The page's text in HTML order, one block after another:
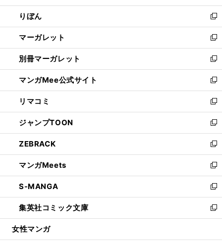
開
く
ウ
で
開
く
ン
ド
ウ
で
開
く
ウ
ィ
ン
ド
ウ
で
開
く
りぼん
新
し
い
ウ
ィ
ン
ド
ウ
で
開
く
マーガレット
新
し
い
ウ
ィ
ン
ド
ウ
で
開
く
別冊マーガレット
新
し
い
ウ
ィ
ン
ド
ウ
で
開
く
マンガMee公式サイト
新
し
い
ウ
ィ
ン
ド
ウ
で
開
く
リマコミ
新
し
い
ウ
ィ
ン
ド
ウ
で
開
く
ジャンプTOON
新
し
い
ウ
ィ
ン
ド
ウ
で
開
ZEBRACK
新
し
い
ウ
ィ
ン
ド
ウ
開
マンガMeets
新
し
い
ウ
ィ
ン
ウ
S-MANGA
新
し
い
ウ
ン
集英社コミック文庫
新
し
ウ
女性マンガ